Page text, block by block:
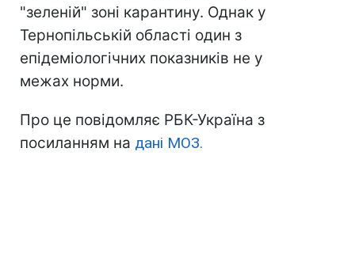
"зеленій" зоні карантину. Однак у
Тернопільській області один з
епідеміологічних показників не у
межах норми.
Про це повідомляє РБК-Україна з
посиланням на дані МОЗ.